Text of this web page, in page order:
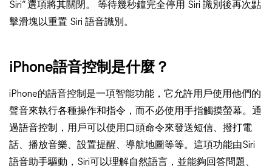
Siri” 選項將其關閉。 等待幾秒鐘完全停用 Siri 識別後再次點
擊滑塊以重置 Siri 語音識別。
iPhone語音控制是什麼？
iPhone的語音控制是一項智能功能，它允許用戶使用他們的
聲音來執行各種操作和指令，而不必使用手指觸摸螢幕。通
過語音控制，用戶可以使用口頭命令來發送短信、撥打電
話、播放音樂、設置提醒、導航地圖等等。這項功能由Siri
語音助手驅動，Siri可以理解自然語言，並能夠回答問題、